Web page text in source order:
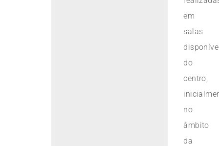
em
salas
do
centro,
no
âmbito
da